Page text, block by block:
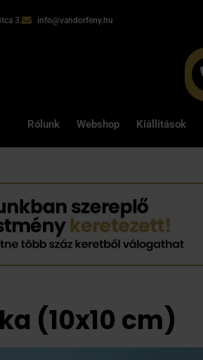
3. info@vandorfeny.hu
Rólunk Webshop Kiállítások
(10x10 cm)